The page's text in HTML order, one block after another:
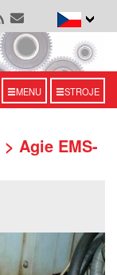
MENU STROJE
Agie EMS-